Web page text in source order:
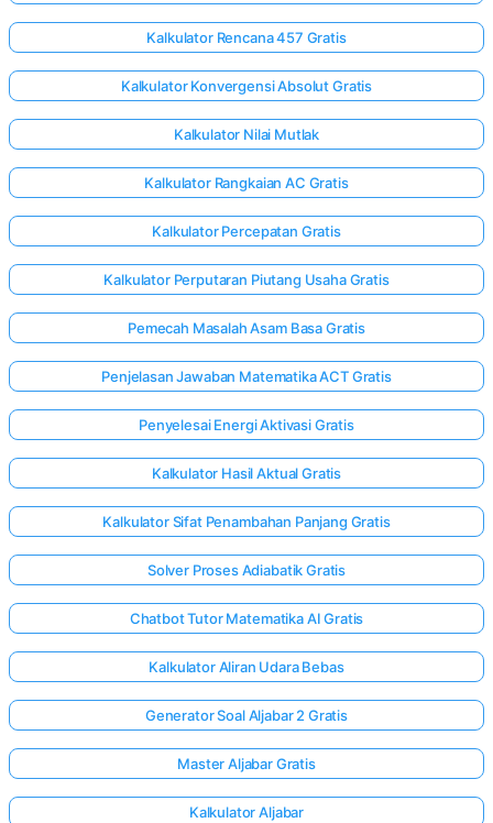
Kalkulator Rencana 457 Gratis
Kalkulator Konvergensi Absolut Gratis
Kalkulator Nilai Mutlak
Kalkulator Rangkaian AC Gratis
Kalkulator Percepatan Gratis
Kalkulator Perputaran Piutang Usaha Gratis
Pemecah Masalah Asam Basa Gratis
Penjelasan Jawaban Matematika ACT Gratis
Penyelesai Energi Aktivasi Gratis
Kalkulator Hasil Aktual Gratis
Kalkulator Sifat Penambahan Panjang Gratis
Solver Proses Adiabatik Gratis
Chatbot Tutor Matematika AI Gratis
Kalkulator Aliran Udara Bebas
Generator Soal Aljabar 2 Gratis
Master Aljabar Gratis
Kalkulator Aljabar